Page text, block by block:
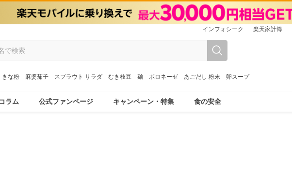
インフォシーク 楽天家計簿
きな粉 麻婆茄子 スプラウト サラダ むき枝豆 麺 ボロネーゼ あごだし 粉末 卵スープ
コラム 公式ファンページ キャンペーン・特集 食の安全